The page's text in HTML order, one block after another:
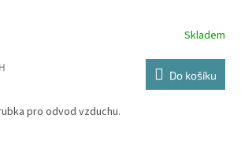
Skladem
Do košíku
pro odvod vzduchu.